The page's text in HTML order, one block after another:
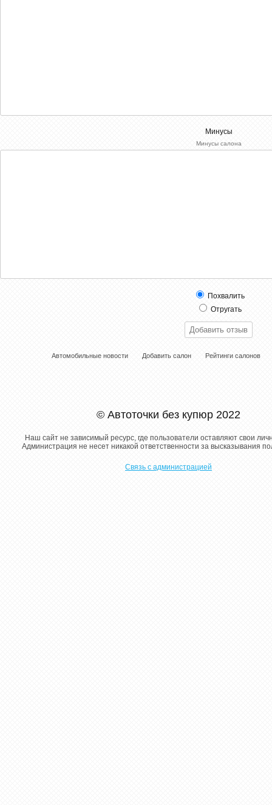
Минусы
Минусы салона
Похвалить
Отругать
Автомобильные новости Добавить салон Рейтинги салонов
© Автоточки без купюр 2022
Наш сайт не зависимый ресурс, где пользователи оставляют свои
Администрация не несет никакой ответственности за высказывания
Связь с администрацией